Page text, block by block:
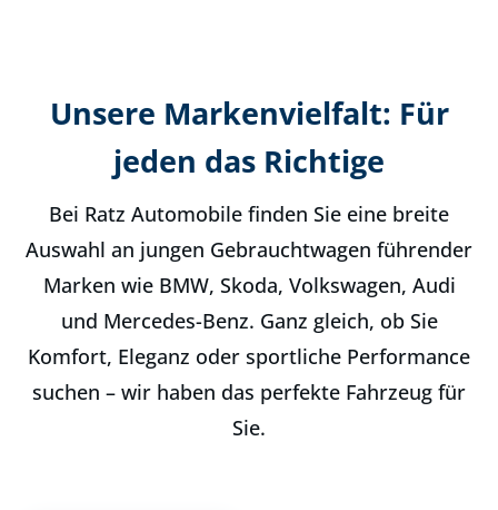
Unsere Markenvielfalt: Für
jeden das Richtige
Bei Ratz Automobile finden Sie eine breite
Auswahl an jungen Gebrauchtwagen führender
Marken wie BMW, Skoda, Volkswagen, Audi
und Mercedes-Benz. Ganz gleich, ob Sie
Komfort, Eleganz oder sportliche Performance
suchen – wir haben das perfekte Fahrzeug für
Sie.